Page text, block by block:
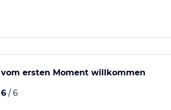
ersten Moment willkommen
6 / 6